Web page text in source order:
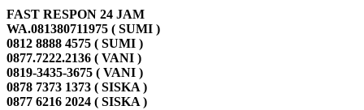
FAST RESPON 24 JAM
WA.081380711975 ( SUMI )
0812 8888 4575 ( SUMI )
0877.7222.2136 ( VANI )
0819-3435-3675 ( VANI )
0878 7373 1373 ( SISKA )
0877 6216 2024 ( SISKA )